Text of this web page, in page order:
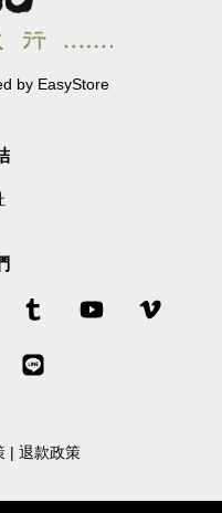
by EasyStore
Instagram Tumblr YouTube
Whatsapp
| 退款政策